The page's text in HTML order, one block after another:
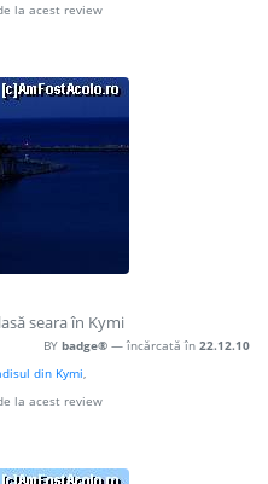
la acest review
seara în Kymi
BY badge® — încărcată în 22.12.10
din Kymi,
la acest review